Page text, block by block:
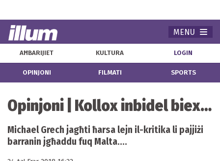
MENU
AĦBARIJIET KULTURA LOGIN
OPINJONI FILMATI SPORTS
Opinjoni | Kollox inbidel biex…
Michael Grech jagħti ħarsa lejn il-kritika li pajjiżi
barranin jgħaddu fuq Malta....